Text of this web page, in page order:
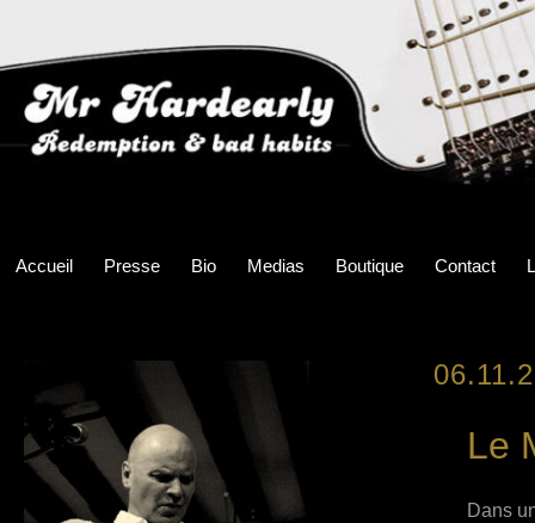
Accueil Presse Bio Medias Boutique Contact
Le
Dans